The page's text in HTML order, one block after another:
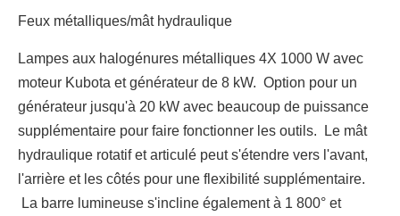
Feux métalliques/mât hydraulique
Lampes aux halogénures métalliques 4X 1000 W avec
moteur Kubota et générateur de 8 kW. Option pour un
générateur jusqu'à 20 kW avec beaucoup de puissance
supplémentaire pour faire fonctionner les outils. Le mât
hydraulique rotatif et articulé peut s'étendre vers l'avant,
l'arrière et les côtés pour une flexibilité supplémentaire.
La barre lumineuse s'incline également à 1 800° et